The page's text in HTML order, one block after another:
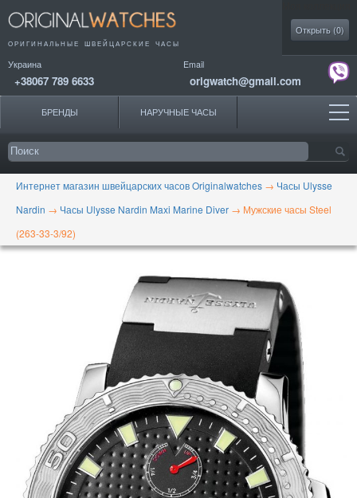
ОРИГИНАЛЬНЫЕ ШВЕЙЦАРСКИЕ ЧАСЫ
Украина
+38067 789 6633
Email
origwatch@gmail.com
Открыть (0)
БРЕНДЫ НАРУЧНЫЕ ЧАСЫ
Интернет магазин швейцарских часов Originalwatches → Часы Ulysse
Nardin → Часы Ulysse Nardin Maxi Marine Diver → Мужские часы Steel
(263-33-3/92)